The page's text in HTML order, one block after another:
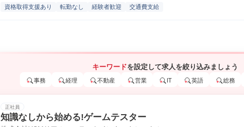
資格取得支援あり 転勤なし 経験者歓迎 交通費支給
キーワードを設定して求人を絞り込みましょう
事務 経理 不動産 営業 IT 英語 総務
正社員
知識なしから始める!ゲームテスター